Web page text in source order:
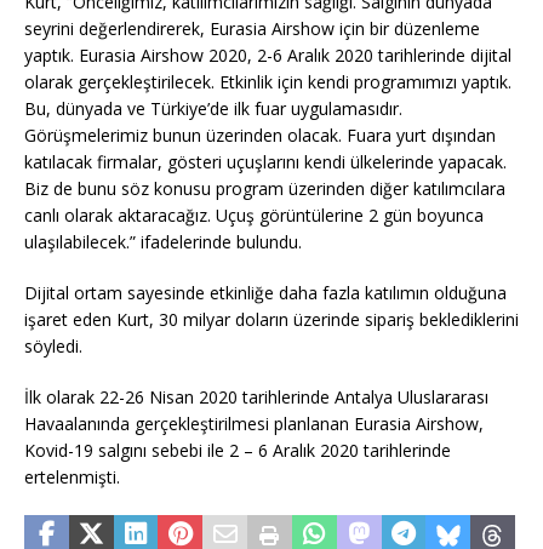
seyrini değerlendirerek, Eurasia Airshow için bir düzenleme
yaptık. Eurasia Airshow 2020, 2-6 Aralık 2020 tarihlerinde dijital
olarak gerçekleştirilecek. Etkinlik için kendi programımızı yaptık.
Bu, dünyada ve Türkiye’de ilk fuar uygulamasıdır.
Görüşmelerimiz bunun üzerinden olacak. Fuara yurt dışından
katılacak firmalar, gösteri uçuşlarını kendi ülkelerinde yapacak.
Biz de bunu söz konusu program üzerinden diğer katılımcılara
canlı olarak aktaracağız. Uçuş görüntülerine 2 gün boyunca
ulaşılabilecek.” ifadelerinde bulundu.
Dijital ortam sayesinde etkinliğe daha fazla katılımın olduğuna
işaret eden Kurt, 30 milyar doların üzerinde sipariş beklediklerini
söyledi.
İlk olarak 22-26 Nisan 2020 tarihlerinde Antalya Uluslararası
Havaalanında gerçekleştirilmesi planlanan Eurasia Airshow,
Kovid-19 salgını sebebi ile 2 – 6 Aralık 2020 tarihlerinde
ertelenmişti.